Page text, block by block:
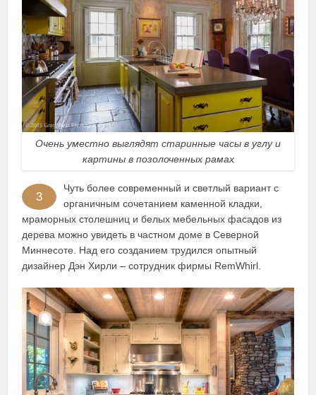
Очень уместно выглядят старинные часы в углу и
картины в позолоченных рамах
3
Чуть более современный и светлый вариант с
органичным сочетанием каменной кладки,
мраморных столешниц и белых мебельных фасадов из
дерева можно увидеть в частном доме в Северной
Миннесоте. Над его созданием трудился опытный
дизайнер Дэн Хирли – сотрудник фирмы RemWhirl.